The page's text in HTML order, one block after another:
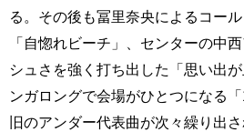
る。その後も冨里奈央によるコー
「自惚れビーチ」、センターの中
シュさを強く打ち出した「思い出
ンガロングで会場がひとつになる
旧のアンダー代表曲が次々繰り出さ